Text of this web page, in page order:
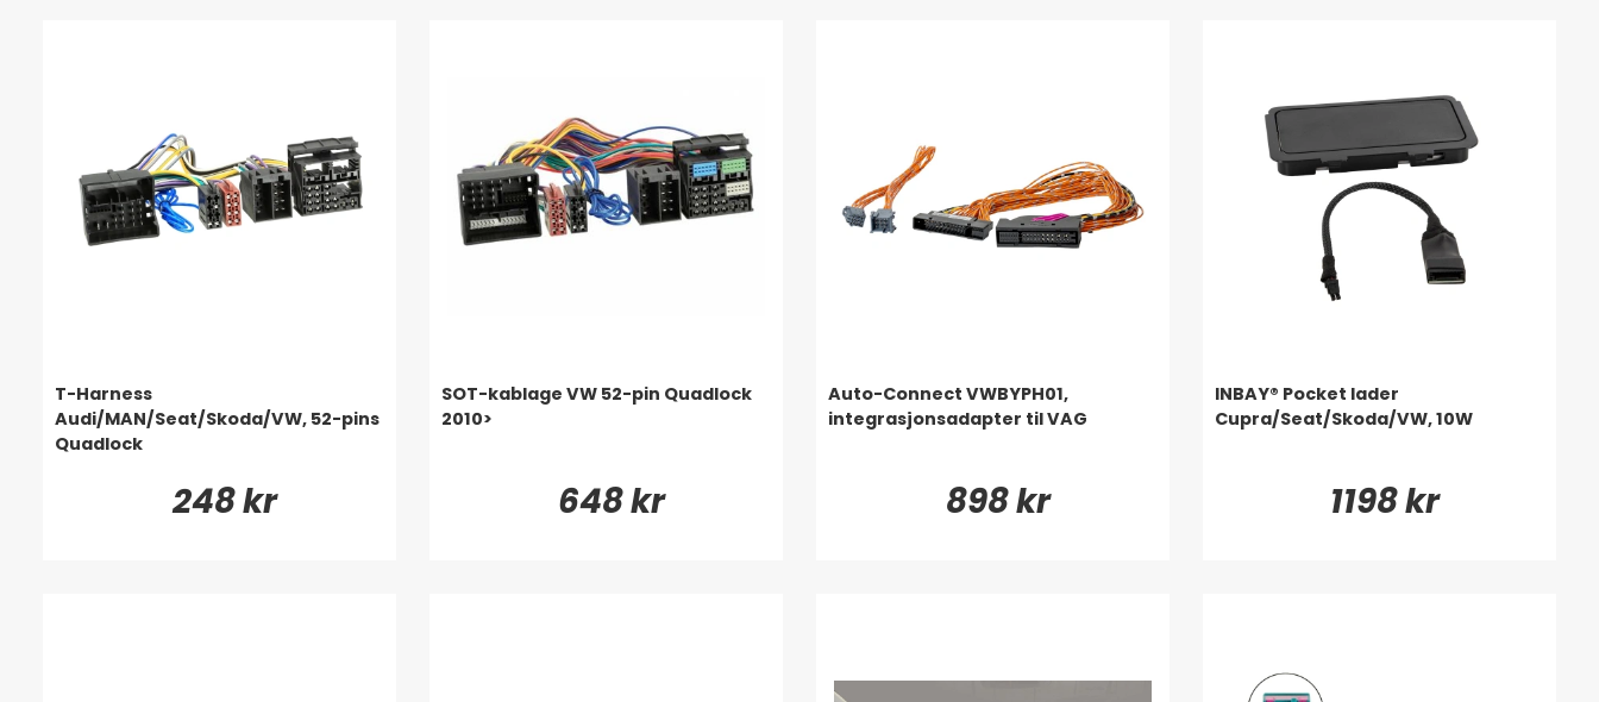
T-Harness
Audi/MAN/Seat/Skoda/VW, 52-pins
Quadlock
248 kr
SOT-kablage VW 52-pin Quadlock
2010>
648 kr
Auto-Connect VWBYPH01,
integrasjonsadapter til VAG
898 kr
INBAY® Pocket lader
Cupra/Seat/Skoda/VW, 10W
1198 kr